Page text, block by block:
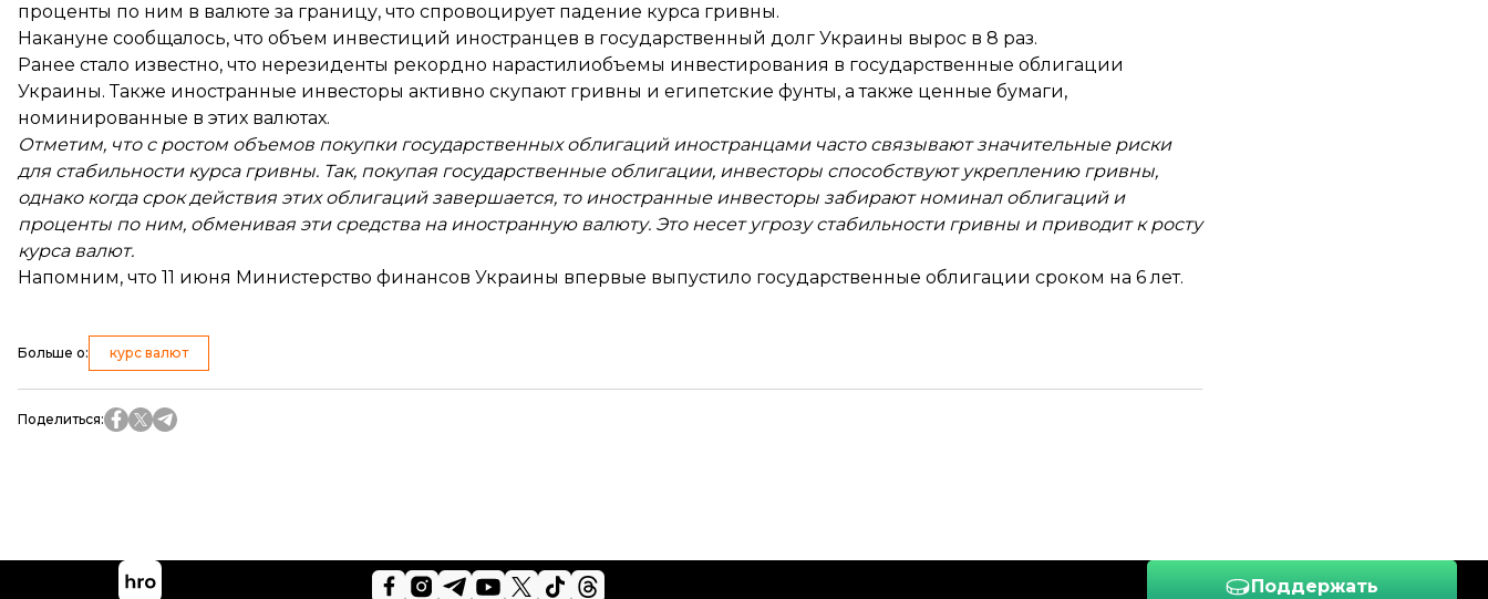
проценты по ним в валюте за границу, что спровоцирует падение курса гривны.
Накануне сообщалось, что объем инвестиций иностранцев в государственный долг Украины вырос в 8 раз.
Ранее стало известно, что нерезиденты рекордно нарастилиобъемы инвестирования в государственные облигации
Украины. Также иностранные инвесторы активно скупают гривны и египетские фунты, а также ценные бумаги,
номинированные в этих валютах.
Отметим, что с ростом объемов покупки государственных облигаций иностранцами часто связывают значительные риски
для стабильности курса гривны. Так, покупая государственные облигации, инвесторы способствуют укреплению гривны,
однако когда срок действия этих облигаций завершается, то иностранные инвесторы забирают номинал облигаций и
проценты по ним, обменивая эти средства на иностранную валюту. Это несет угрозу стабильности гривны и приводит к росту
курса валют.
Напомним, что 11 июня Министерство финансов Украины впервые выпустило государственные облигации сроком на 6 лет.
Больше о: курс валют
Поделиться:
Поддержать